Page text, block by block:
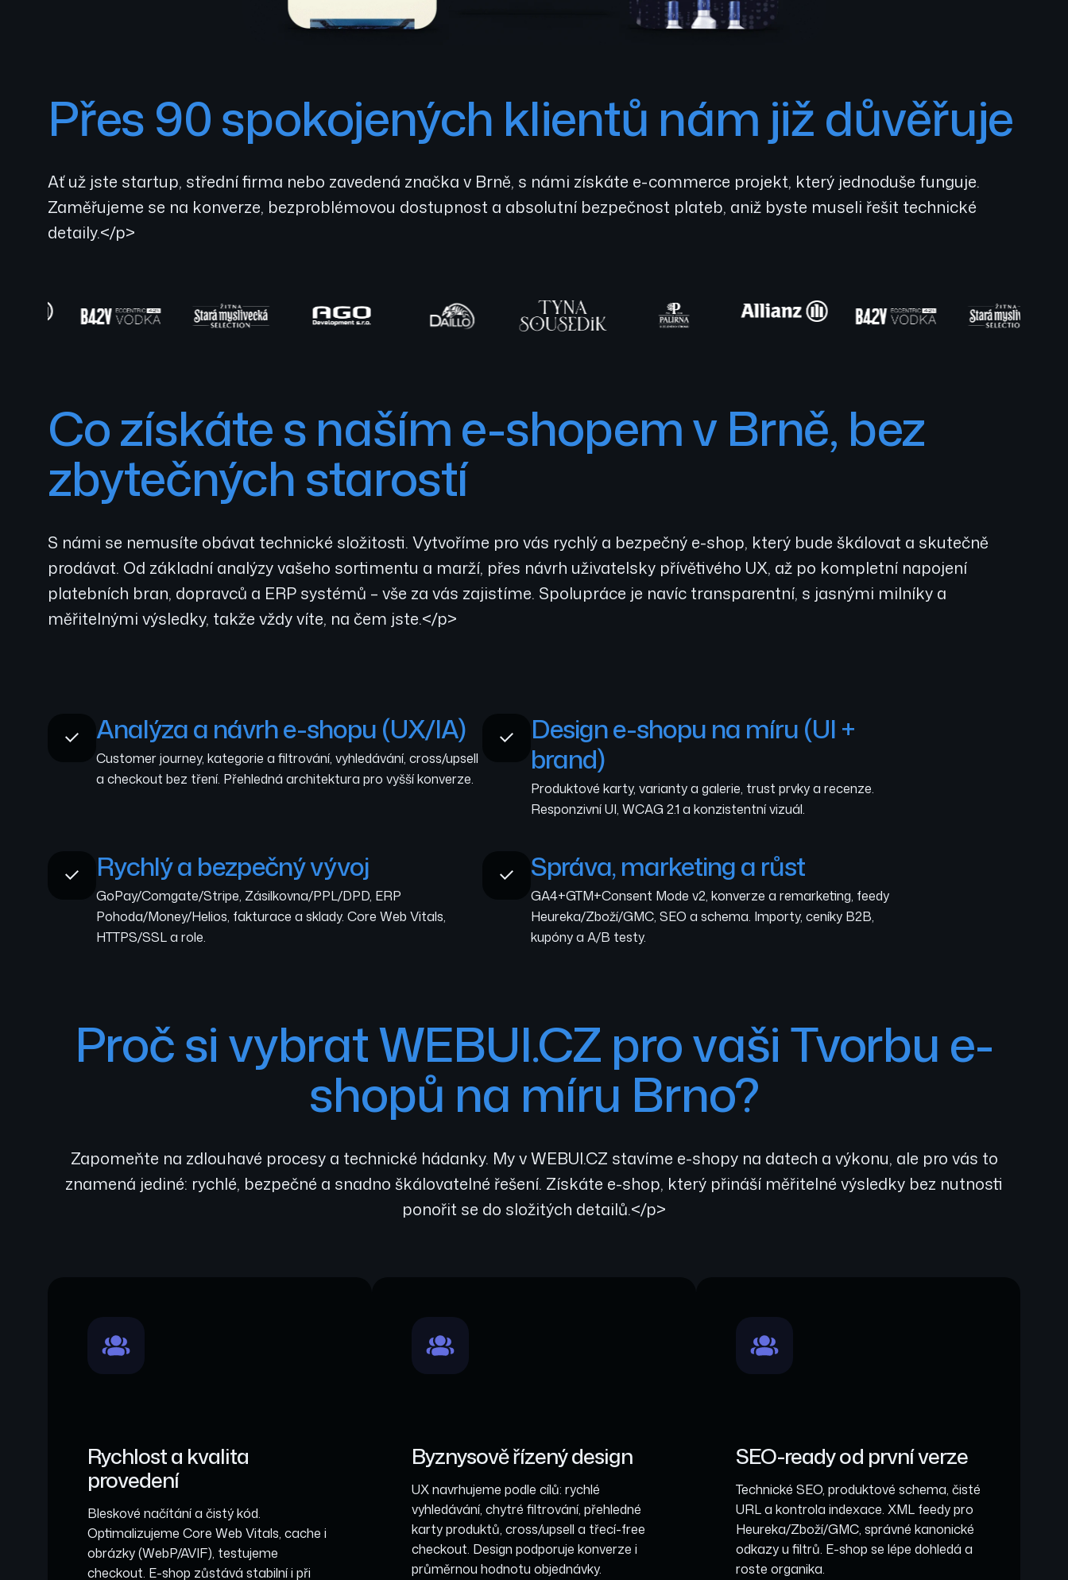
Přes 90 spokojených klientů nám již důvěřuje
Ať už jste startup, střední firma nebo zavedená značka v Brně, s námi získáte e-commerce projekt, který jednoduše funguje.
Zaměřujeme se na konverze, bezproblémovou dostupnost a absolutní bezpečnost plateb, aniž byste museli řešit technické
detaily.</p>
Co získáte s naším e-shopem v Brně, bez
zbytečných starostí
S námi se nemusíte obávat technické složitosti. Vytvoříme pro vás rychlý a bezpečný e-shop, který bude škálovat a skutečně
prodávat. Od základní analýzy vašeho sortimentu a marží, přes návrh uživatelsky přívětivého UX, až po kompletní napojení
platebních bran, dopravců a ERP systémů – vše za vás zajistíme. Spolupráce je navíc transparentní, s jasnými milníky a
měřitelnými výsledky, takže vždy víte, na čem jste.</p>
Analýza a návrh e-shopu (UX/IA)
Customer journey, kategorie a filtrování, vyhledávání, cross/upsell
a checkout bez tření. Přehledná architektura pro vyšší konverze.
Design e-shopu na míru (UI +
brand)
Produktové karty, varianty a galerie, trust prvky a recenze.
Responzivní UI, WCAG 2.1 a konzistentní vizuál.
Rychlý a bezpečný vývoj
GoPay/Comgate/Stripe, Zásilkovna/PPL/DPD, ERP
Pohoda/Money/Helios, fakturace a sklady. Core Web Vitals,
HTTPS/SSL a role.
Správa, marketing a růst
GA4+GTM+Consent Mode v2, konverze a remarketing, feedy
Heureka/Zboží/GMC, SEO a schema. Importy, ceníky B2B,
kupóny a A/B testy.
Proč si vybrat WEBUI.CZ pro vaši Tvorbu e-
shopů na míru Brno?
Zapomeňte na zdlouhavé procesy a technické hádanky. My v WEBUI.CZ stavíme e-shopy na datech a výkonu, ale pro vás to
znamená jediné: rychlé, bezpečné a snadno škálovatelné řešení. Získáte e-shop, který přináší měřitelné výsledky bez nutnosti
ponořit se do složitých detailů.</p>
Rychlost a kvalita
provedení
Bleskové načítání a čistý kód.
Optimalizujeme Core Web Vitals, cache i
obrázky (WebP/AVIF), testujeme
checkout. E-shop zůstává stabilní i při
Byznysově řízený design
UX navrhujeme podle cílů: rychlé
vyhledávání, chytré filtrování, přehledné
karty produktů, cross/upsell a třecí-free
checkout. Design podporuje konverze i
průměrnou hodnotu objednávky.
SEO-ready od první verze
Technické SEO, produktové schema, čisté
URL a kontrola indexace. XML feedy pro
Heureka/Zboží/GMC, správné kanonické
odkazy u filtrů. E-shop se lépe dohledá a
roste organika.